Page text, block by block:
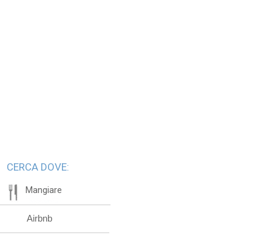
CERCA DOVE:
Mangiare
Airbnb